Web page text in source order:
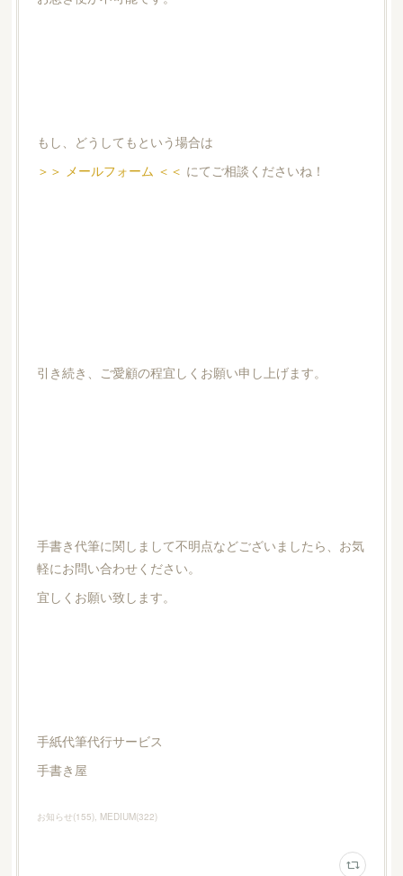
もし、どうしてもという場合は
＞＞ メールフォーム ＜＜ にてご相談くださいね！
引き続き、ご愛顧の程宜しくお願い申し上げます。
手書き代筆に関しまして不明点などございましたら、お気
軽にお問い合わせください。
宜しくお願い致します。
手紙代筆代行サービス
手書き屋
お知らせ(155) MEDIUM(322)